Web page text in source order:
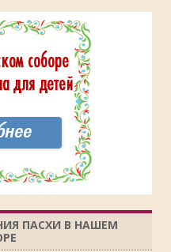
ПАСХИ В НАШЕМ